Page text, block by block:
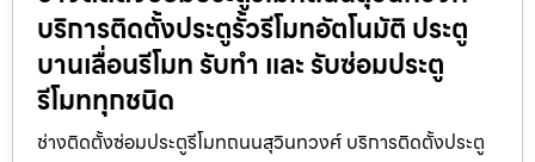
บริการติดตั้งประตูรั้วรีโมทอัตโนมัติ ประตู
บานเลื่อนรีโมท รับทำ และ รับซ่อมประตู
รีโมททุกชนิด
ช่างติดตั้งซ่อมประตูรีโมทถนนสุวินทวงศ์ บริการติดตั้งประตู